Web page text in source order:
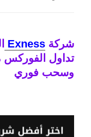
شركةExness
تداول
وسحب فوري